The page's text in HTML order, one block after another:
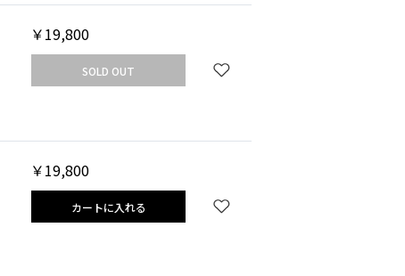
￥19,800
SOLD OUT
￥19,800
カートに入れる